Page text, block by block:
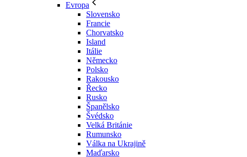
Evropa
Slovensko
Francie
Chorvatsko
Island
Itálie
Německo
Polsko
Rakousko
Řecko
Rusko
Španělsko
Švédsko
Velká Británie
Rumunsko
Válka na Ukrajině
Maďarsko